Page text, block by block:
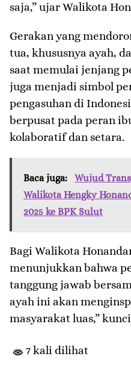
saja,” ujar Walikota
Gerakan yang
tua, khususnya ayah,
saat memulai jenjang
juga menjadi simbol
pengasuhan di
berpusat pada peran
kolaboratif dan setara.
Baca juga:
Wujud
Walikota Hengky
2025 ke BPK Sulut
Bagi Walikota
menunjukkan bahwa
tanggung jawab
ayah ini akan
masyarakat luas,”
7 kali dilihat